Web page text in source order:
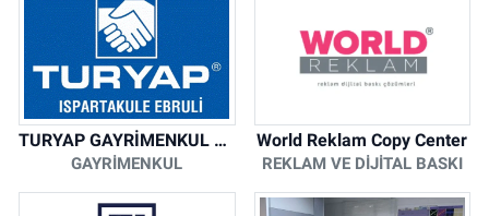
TURYAP GAYRİMENKUL DANIŞMANLIK HİZMETLERİ
GAYRIMENKUL
World Reklam Copy Center
REKLAM VE DIJITAL BASKI